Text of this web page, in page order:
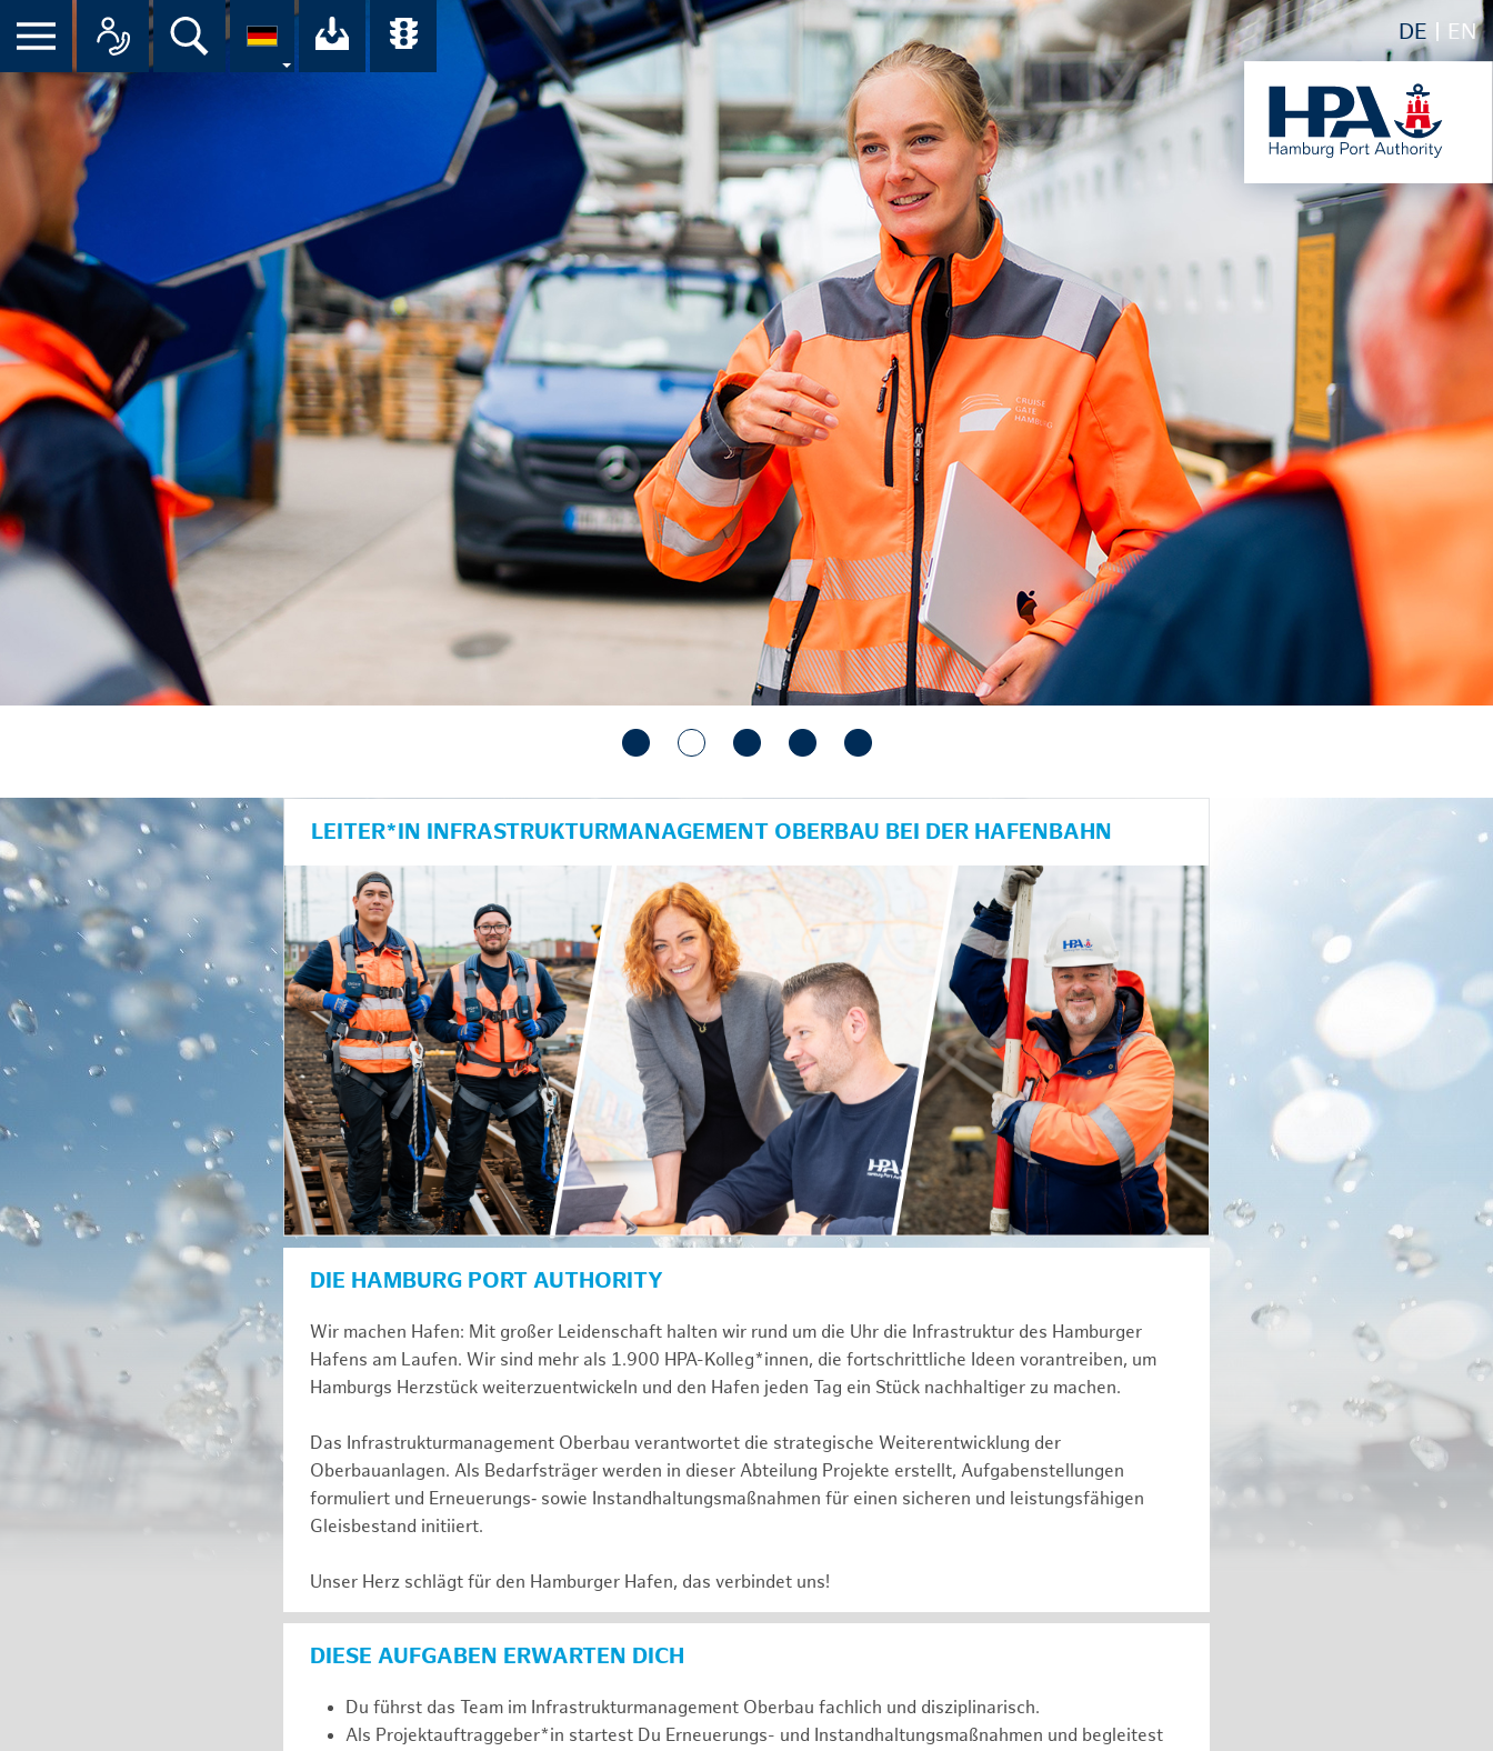
DE EN
Suche Ihr Download-Center der HPA
Übersicht aller Verkehrsmeldungen im Hafen am
LEITER*IN INFRASTRUKTURMANAGEMENT OBERBAU BEI DER HAFENBAHN
DIE HAMBURG PORT AUTHORITY
Wir machen Hafen: Mit großer Leidenschaft halten wir rund um die Uhr die Infrastruktur des Hamburger
Hafens am Laufen. Wir sind mehr als 1.900 HPA-Kolleg*innen, die fortschrittliche Ideen vorantreiben, um
Hamburgs Herzstück weiterzuentwickeln und den Hafen jeden Tag ein Stück nachhaltiger zu machen.
Das Infrastrukturmanagement Oberbau verantwortet die strategische Weiterentwicklung der
Oberbauanlagen. Als Bedarfsträger werden in dieser Abteilung Projekte erstellt, Aufgabenstellungen
formuliert und Erneuerungs‑ sowie Instandhaltungsmaßnahmen für einen sicheren und leistungsfähigen
Gleisbestand initiiert.
Unser Herz schlägt für den Hamburger Hafen, das verbindet uns!
DIESE AUFGABEN ERWARTEN DICH
Du führst das Team im Infrastrukturmanagement Oberbau fachlich und disziplinarisch.
Als Projektauftraggeber*in startest Du Erneuerungs- und Instandhaltungsmaßnahmen und begleitest